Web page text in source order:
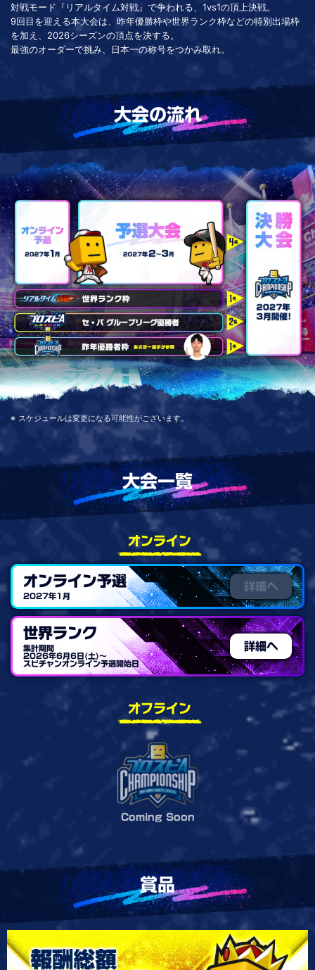
対戦モード『リアルタイム対戦』で争われる、1vs1の頂上決戦。
9回目を迎える本大会は、昨年優勝枠や世界ランク枠などの特別出場枠
を加え、2026シーズンの頂点を決する。
最強のオーダーで挑み、日本一の称号をつかみ取れ。
大会の流れ
スケジュールは変更になる可能性がございます。
大会一覧
オンライン
オンライン予選
2027年1月
世界ランク
集計期間
2026年6月6日(土)～
スピチャンオンライン予選開始日
オフライン
Coming Soon
賞品